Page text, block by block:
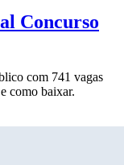
Concurso
com 741 vagas
como baixar.